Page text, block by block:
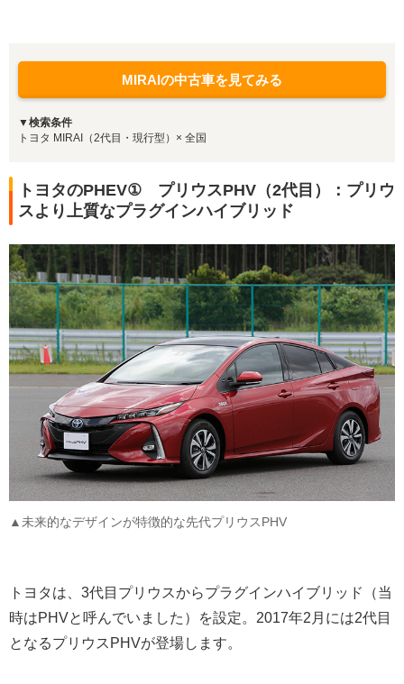
MIRAIの中古車を見てみる
▼検索条件
トヨタ MIRAI（2代目・現行型）× 全国
トヨタのPHEV① プリウスPHV（2代目）：プリウ
スより上質なプラグインハイブリッド
▲未来的なデザインが特徴的な先代プリウスPHV
トヨタは、3代目プリウスからプラグインハイブリッド（当
時はPHVと呼んでいました）を設定。2017年2月には2代目
となるプリウスPHVが登場します。